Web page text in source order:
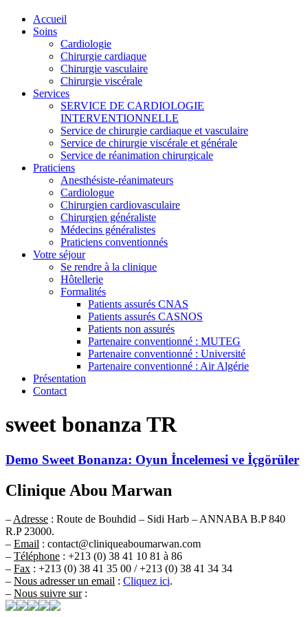
Accueil
Soins
Cardiologie
Chirurgie cardiaque
Chirurgie vasculaire
Chirurgie viscérale
Services
SERVICE DE CARDIOLOGIE
INTERVENTIONNELLE
Service de chirurgie cardiaque et vasculaire
Service de chirurgie viscérale et générale
Service de réanimation chirurgicale
Praticiens
Anesthésiste-réanimateurs
Cardiologue
Chirurgien cardiovasculaire
Chirurgien généraliste
Médecins généralistes
Praticiens conventionnés
Votre séjour
Se rendre à la clinique
Hôtellerie
Formalités
Patients assurés CNAS
Patients assurés CASNOS
Patients non assurés
Partenaire conventionné : MUTEG
Partenaire conventionné : Université
Partenaire conventionné : Air Algérie
Présentation
Contact
sweet bonanza TR
Demo Sweet Bonanza: Oyun İncelemesi ve İçgörüler
Clinique Abou Marwan
–Adresse : Route de Bouhdid – Sidi Harb – ANNABA B.P 840
R.P 23000.
– Email : contact@cliniqueaboumarwan.com
– Téléphone : +213 (0) 38 41 10 81 à 86
– Fax : +213 (0) 38 41 35 00 / +213 (0) 38 41 34 34
– Nous adresser un email : Cliquez ici.
– Nous suivre sur: